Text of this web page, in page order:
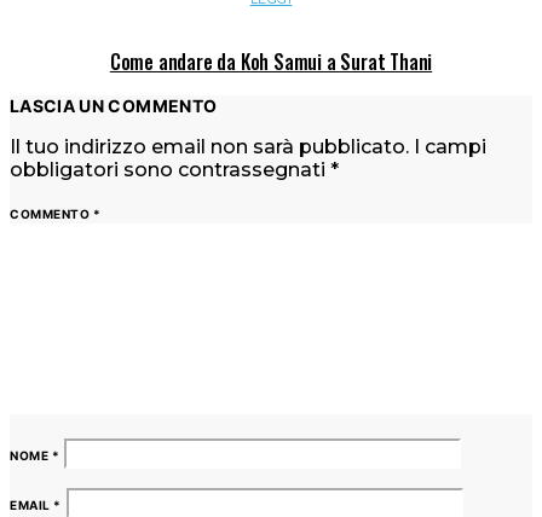
Come andare da Koh Samui a Surat Thani
LASCIA UN COMMENTO
Il tuo indirizzo email non sarà pubblicato. I campi
obbligatori sono contrassegnati *
COMMENTO *
NOME *
EMAIL *